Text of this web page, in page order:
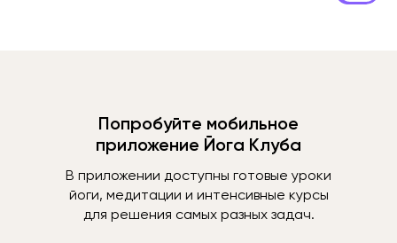
Попробуйте мобильное
приложение Йога Клуба
В приложении доступны готовые уроки
йоги, медитации и интенсивные курсы
для решения самых разных задач.